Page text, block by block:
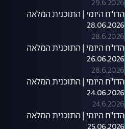
29.6.2026
הדו"ח היומי | התוכנית המלאה
28.06.2026
28.6.2026
הדו"ח היומי | התוכנית המלאה
26.06.2026
28.6.2026
הדו"ח היומי | התוכנית המלאה
24.06.2026
24.6.2026
הדו"ח היומי | התוכנית המלאה